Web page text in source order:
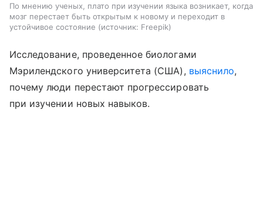
По мнению ученых, плато при изучении языка возникает, когда
мозг перестает быть открытым к новому и переходит в
устойчивое состояние
источник: Freepik
Исследование, проведенное биологами
Мэрилендского университета (США), выяснило,
почему люди перестают прогрессировать
при изучении новых навыков.